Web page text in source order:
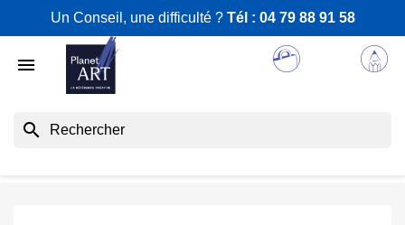
Un Conseil, une difficulté ? Tél : 04 79 88 91 58

search